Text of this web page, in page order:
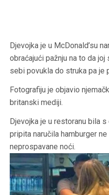
Djevojka je u McDonald’su
obraćajući pažnju na to da
sebi povukla do struka pa je
Fotografiju je objavio
britanski mediji.
Djevojka je u restoranu bila
pripita naručila hamburger
neprospavane noći.